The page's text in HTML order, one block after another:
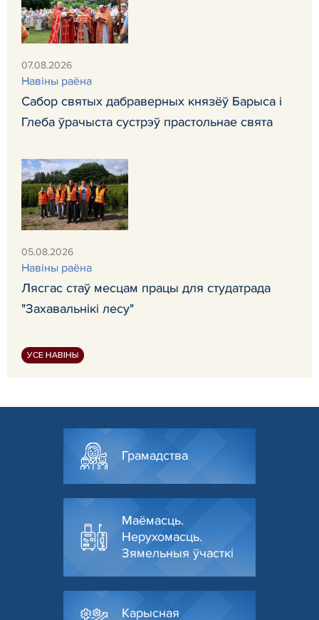
07.08.2026
Навiны раёна
Сабор святых дабраверных князёў Барыса і
Глеба ўрачыста сустрэў прастольнае свята
05.08.2026
Навiны раёна
Лясгас стаў месцам працы для студатрада
"Захавальнікі лесу"
УСЕ НАВІНЫ
Грамадства
Маёмасць.
Нерухомасць.
Зямельныя ўчасткі
Карысная